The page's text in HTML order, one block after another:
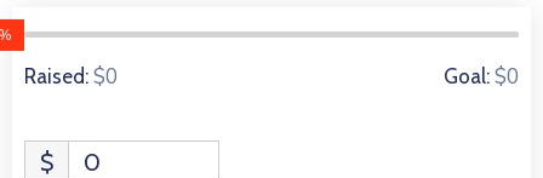
0 Donors
Raised: $0 Goal: $0
$ 0